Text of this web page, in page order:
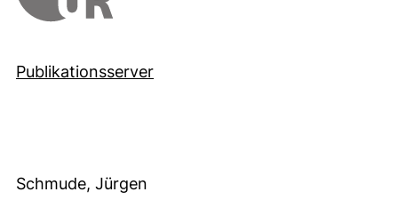
Publikationsserver
Schmude, Jürgen